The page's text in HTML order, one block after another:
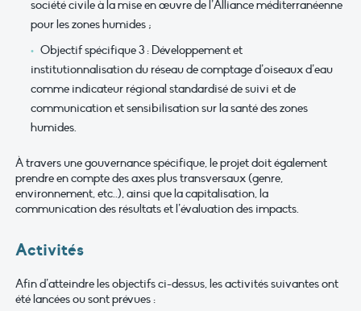
société civile à la mise en œuvre de l’Alliance méditerranéenne
pour les zones humides ;
Objectif spécifique 3 : Développement et
institutionnalisation du réseau de comptage d’oiseaux d’eau
comme indicateur régional standardisé de suivi et de
communication et sensibilisation sur la santé des zones
humides.
À travers une gouvernance spécifique, le projet doit également
prendre en compte des axes plus transversaux (genre,
environnement, etc..), ainsi que la capitalisation, la
communication des résultats et l’évaluation des impacts.
Activités
Afin d’atteindre les objectifs ci-dessus, les activités suivantes ont
été lancées ou sont prévues :